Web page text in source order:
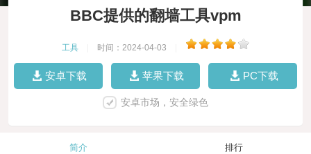
BBC提供的翻墙工具vpm
工具 时间：2024-04-03
安卓下载 苹果下载 PC下载
安卓市场，安全绿色
简介 排行